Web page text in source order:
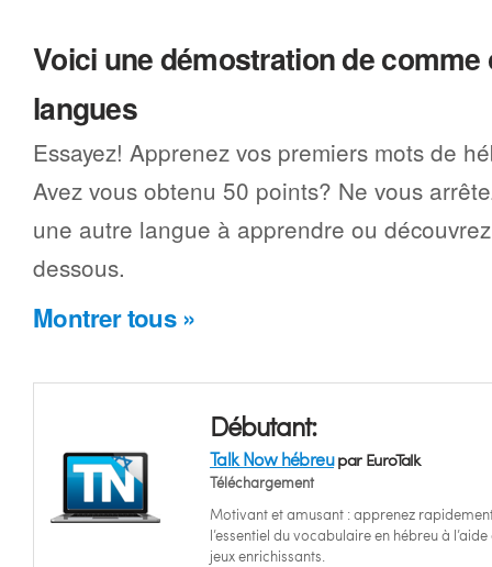
Voici une démostration de comme
langues
Essayez! Apprenez vos premiers mots de
Avez vous obtenu 50 points? Ne vous
une autre langue à apprendre ou
dessous.
Montrer tous »
Débutant:
Talk Now hébreupar EuroTalk
Téléchargement
Motivant et amusant : apprenez
l’essentiel du vocabulaire en hébreu à l’aide
jeux enrichissants.